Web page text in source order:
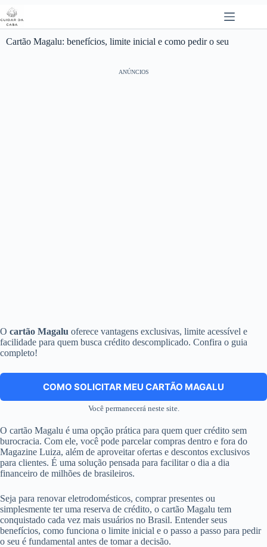
Pular
para
o
conteúdo
Cartão Magalu: benefícios, limite inicial e como pedir o seu
ANÚNCIOS
O cartão Magalu oferece vantagens exclusivas, limite acessível e
facilidade para quem busca crédito descomplicado. Confira o guia
completo!
COMO SOLICITAR MEU CARTÃO MAGALU
Você permanecerá neste site.
O cartão Magalu é uma opção prática para quem quer crédito sem
burocracia. Com ele, você pode parcelar compras dentro e fora do
Magazine Luiza, além de aproveitar ofertas e descontos exclusivos
para clientes. É uma solução pensada para facilitar o dia a dia
financeiro de milhões de brasileiros.
Seja para renovar eletrodomésticos, comprar presentes ou
simplesmente ter uma reserva de crédito, o cartão Magalu tem
conquistado cada vez mais usuários no Brasil. Entender seus
benefícios, como funciona o limite inicial e o passo a passo para pedir
o seu é fundamental antes de tomar a decisão.